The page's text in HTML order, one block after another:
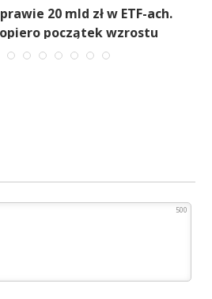
20 mld zł w ETF-ach.
początek wzrostu
500